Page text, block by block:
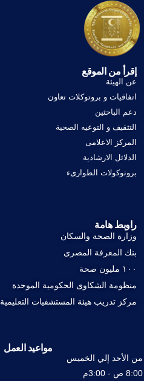
إقرأ من الموقع
عن الهيئة
اتفاقيات و بروتوكلات تعاون
دعم الباحثين
التثقيف و التوعيه الصحية
المركز الاعلامى
الدلائل الارشادية
بروتوكولات الطوارىء
راوبط هامة
وزارة الصحة والسكان
بنك المعرفة المصرى
١٠٠ مليون صحة
منظومة الشكاوى الحكومية الموحدة
مركز تدريب هيئة المستشفيات التعليمية
مواعيد العمل
من الأحد إلي الخميس
8:00 ص - 3:00م